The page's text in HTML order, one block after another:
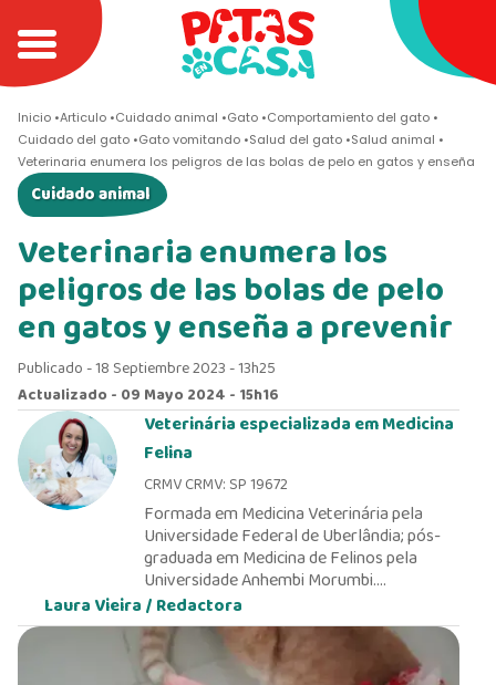
Inicio Articulo Cuidado animal Gato Comportamiento del gato
Cuidado del gato Gato vomitando Salud del gato Salud animal
Veterinaria enumera los peligros de las bolas de pelo en gatos y enseña a
Cuidado animal
Veterinaria enumera los
peligros de las bolas de pelo
en gatos y enseña a prevenir
Publicado - 18 Septiembre 2023 - 13h25
Actualizado - 09 Mayo 2024 - 15h16
Veterinária especializada em Medicina
Felina
CRMV CRMV: SP 19672
Formada em Medicina Veterinária pela
Universidade Federal de Uberlândia; pós-
graduada em Medicina de Felinos pela
Universidade Anhembi Morumbi.
Especializada em Clínica Médica e Cirúrgica
de Felinos pela Universidade Castelo
Branco. Membra da AAFP (American
Association os Feline Practitioners).
Laura Vieira /Redactora